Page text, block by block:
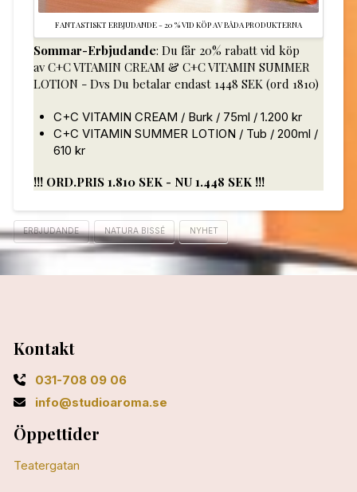
FANTASTISKT ERBJUDANDE - 20 % VID KÖP AV BÅDA PRODUKTERNA
Sommar-Erbjudande: Du får 20% rabatt vid köp
av C+C VITAMIN CREAM & C+C VITAMIN SUMMER
LOTION - Dvs Du betalar endast 1448 SEK (ord 1810)
C+C VITAMIN CREAM / Burk / 75ml / 1.200 kr
C+C VITAMIN SUMMER LOTION / Tub / 200ml /
610 kr
!!! ORD.PRIS 1.810 SEK - NU 1.448 SEK !!!
ERBJUDANDE NATURA BISSÉ NYHET
Kontakt
031-708 09 06
info@studioaroma.se
Öppettider
Teatergatan